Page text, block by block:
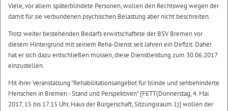
Viele, vor allem späterblindete Personen, wollen den Rechtsweg wegen der
damit für sie verbundenen psychischen Belastung aber nicht beschreiten.
Trotz weiter bestehenden Bedarfs erwirtschaftete der BSV Bremen vor
diesem Hintergrund mit seinem Reha-Dienst seit Jahren ein Defizit. Daher
hat er sich dazu entschließen müssen, diese Dienstleistung zum 30.06.2017
einzustellen.
Mit ihrer Veranstaltung "Rehabilitationsangebot für blinde und sehbehinderte
Menschen in Bremen - Stand und Perspektiven" [FETT(Donnerstag, 4. Mai
2017, 15 bis 17.15 Uhr, Haus der Bürgerschaft, Sitzungsraum 1)] wollen der